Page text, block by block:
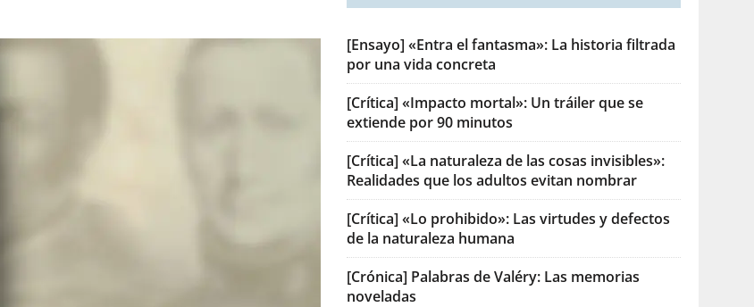
[Ensayo] «Entra el fantasma»: La historia filtrada
por una vida concreta
[Crítica] «Impacto mortal»: Un tráiler que se
extiende por 90 minutos
[Crítica] «La naturaleza de las cosas invisibles»:
Realidades que los adultos evitan nombrar
[Crítica] «Lo prohibido»: Las virtudes y defectos
de la naturaleza humana
[Crónica] Palabras de Valéry: Las memorias
noveladas